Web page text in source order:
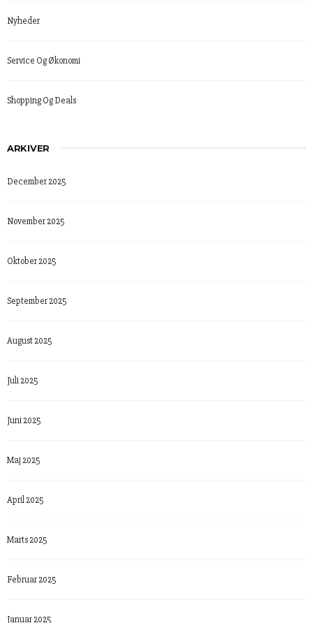
Nyheder
Service Og Økonomi
Shopping Og Deals
ARKIVER
December 2025
November 2025
Oktober 2025
September 2025
August 2025
Juli 2025
Juni 2025
Maj 2025
April 2025
Marts 2025
Februar 2025
Januar 2025